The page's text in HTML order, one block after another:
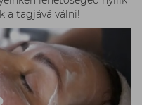
a tagjává válni!